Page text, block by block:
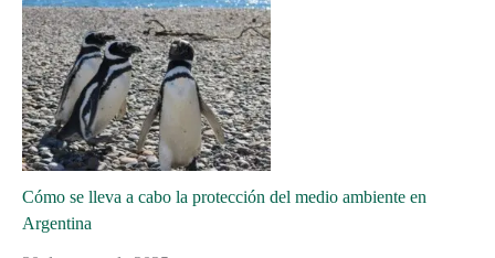
Cómo se lleva a cabo la protección del medio ambiente en
Argentina